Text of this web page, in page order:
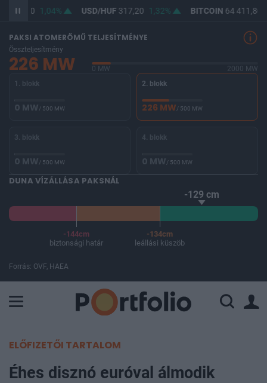
365,50 1,04% USD/HUF317,20 1,32% BITCOIN64 411,86
PAKSI ATOMERŐMŰ TELJESÍTMÉNYE
Összteljesítmény
226 MW 0 MW
2000 MW
1. blokk
0 MW/ 500 MW
2. blokk
226 MW/ 500 MW
3. blokk
0 MW/ 500 MW
4. blokk
0 MW/ 500 MW
DUNA VÍZÁLLÁSA PAKSNÁL
-129 cm
-144cm
biztonsági határ
-134cm
leállási küszöb
Forrás: OVF, HAEA
ELŐFIZETŐI TARTALOM
Éhes disznó euróval álmodik